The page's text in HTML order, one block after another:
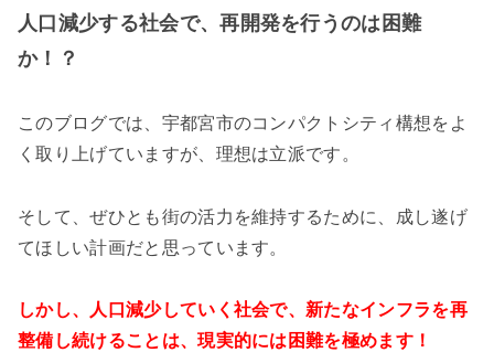
人口減少する社会で、再開発を行うのは困難
か！？
このブログでは、宇都宮市のコンパクトシティ構想をよ
く取り上げていますが、理想は立派です。
そして、ぜひとも街の活力を維持するために、成し遂げ
てほしい計画だと思っています。
しかし、人口減少していく社会で、新たなインフラを再
整備し続けることは、現実的には困難を極めます！